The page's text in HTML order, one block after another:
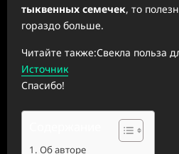
тыквенных семечек, то
гораздо больше.
Читайте также:Свекла польза
Источник
Спасибо!
Об авторе